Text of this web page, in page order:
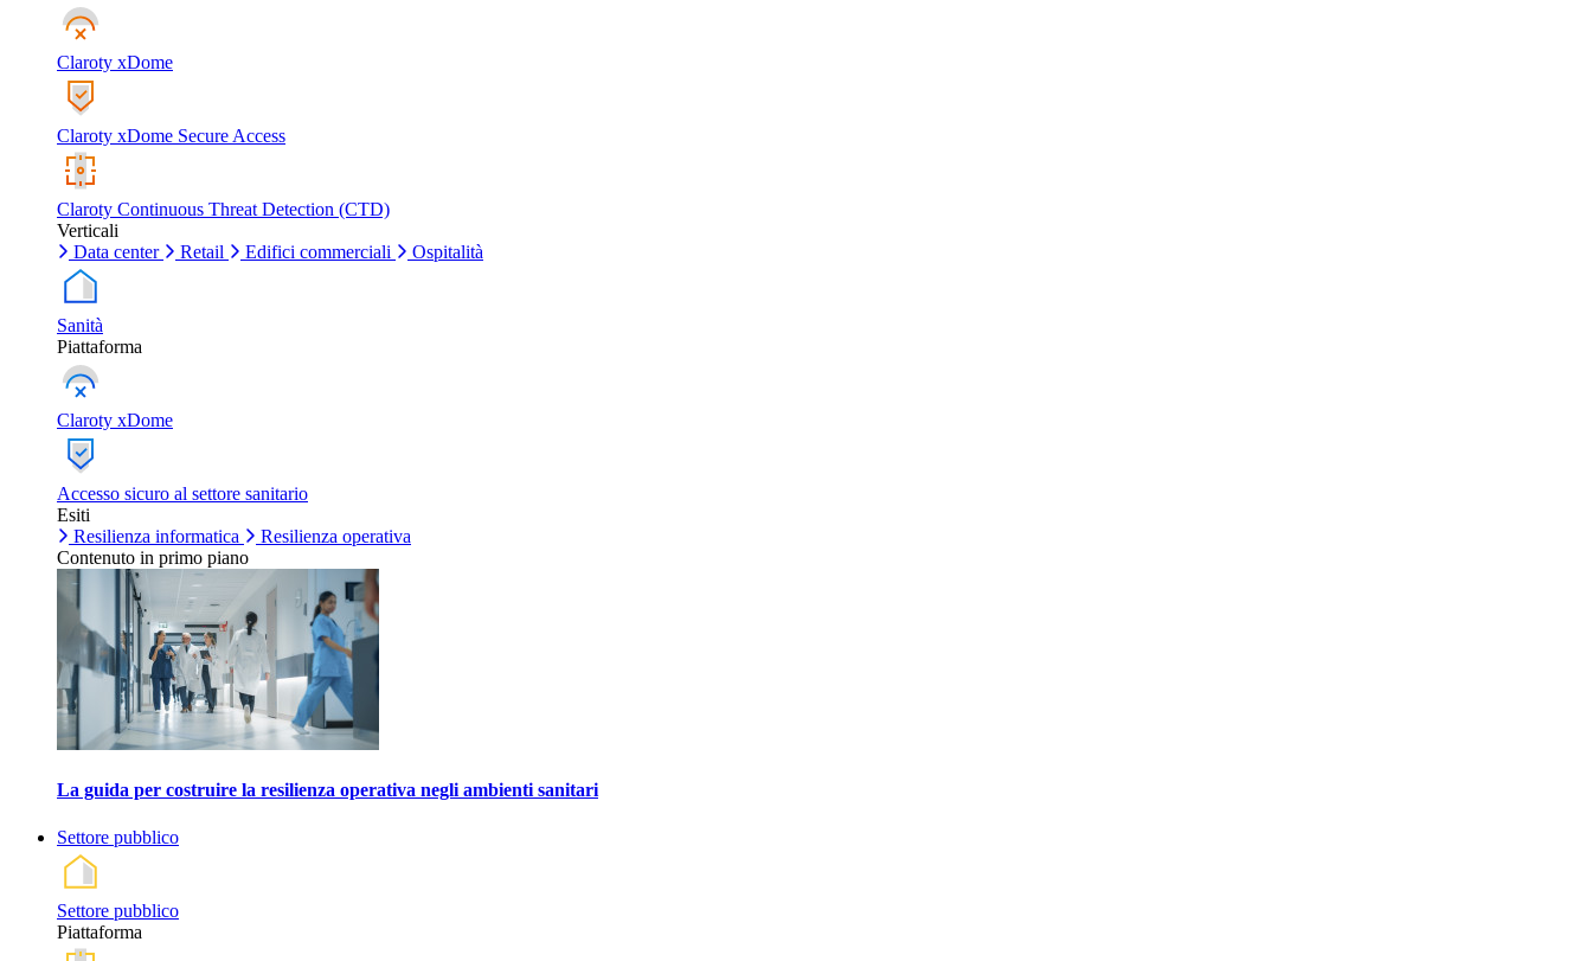
Claroty xDome
Claroty xDome Secure Access
Claroty Continuous Threat Detection (CTD)
Verticali
Data center
Retail Edifici commerciali Ospitalità
Sanità
Piattaforma
Claroty xDome
Accesso sicuro al settore sanitario
Esiti
Resilienza informatica
Resilienza operativa
Contenuto in primo piano
La guida per costruire la resilienza operativa negli ambienti sanitari
Settore pubblico
Settore pubblico
Piattaforma